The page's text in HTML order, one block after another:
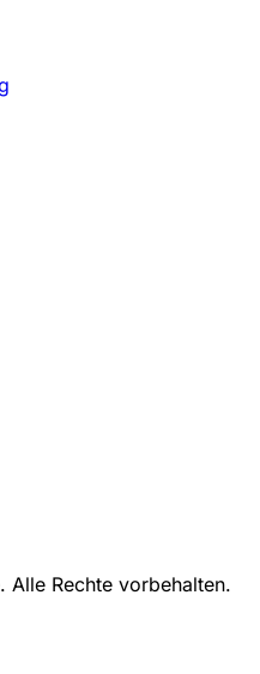
Rechte vorbehalten.